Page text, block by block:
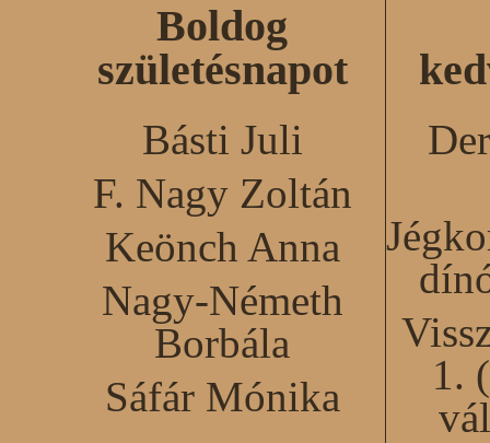
Boldog
születésnapot
Básti Juli
F. Nagy Zoltán
Keönch Anna
Nagy-Németh
Borbála
Sáfár Mónika
1.